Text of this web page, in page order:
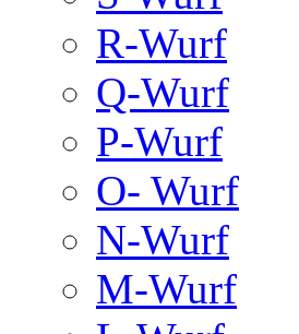
R-Wurf
Q-Wurf
P-Wurf
O- Wurf
N-Wurf
M-Wurf